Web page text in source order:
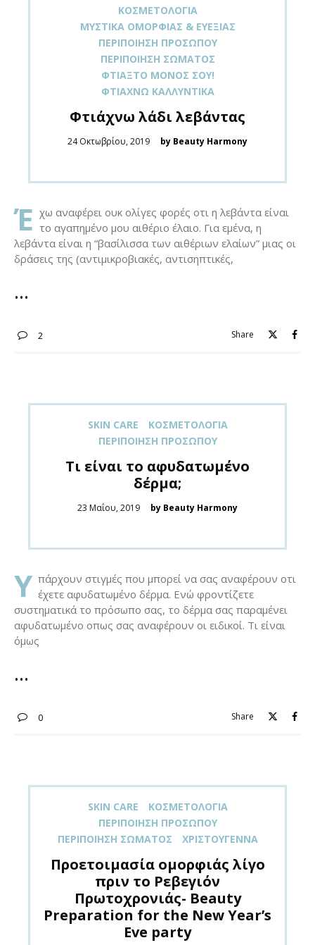
ΚΟΣΜΕΤΟΛΟΓΊΑ
ΜΥΣΤΙΚΆ ΟΜΟΡΦΙΆΣ & ΕΥΕΞΊΑΣ
ΠΕΡΙΠΟΊΗΣΗ ΠΡΟΣΏΠΟΥ
ΠΕΡΙΠΟΊΗΣΗ ΣΏΜΑΤΟΣ
ΦΤΙΆΞΤΟ ΜΌΝΟΣ ΣΟΥ!
ΦΤΙΆΧΝΩ ΚΑΛΛΥΝΤΙΚΆ
Φτιάχνω λάδι λεβάντας
Posted
24 Οκτωβρίου, 2019 by Beauty Harmony
Έ χω αναφέρει ουκ ολίγες φορές οτι η λεβάντα είναι
το αγαπημένο μου αιθέριο έλαιο. Για εμένα, η
λεβάντα είναι η “βασίλισσα των αιθέριων ελαίων” μιας οι
δράσεις της (αντιμικροβιακές, αντισηπτικές,
2 Share
SKIN CARE
ΚΟΣΜΕΤΟΛΟΓΊΑ
ΠΕΡΙΠΟΊΗΣΗ ΠΡΟΣΏΠΟΥ
Τι είναι το αφυδατωμένο
δέρμα;
Posted
23 Μαΐου, 2019 by Beauty Harmony
Υ πάρχουν στιγμές που μπορεί να σας αναφέρουν οτι
έχετε αφυδατωμένο δέρμα. Ενώ φροντίζετε
συστηματικά το πρόσωπο σας, το δέρμα σας παραμένει
αφυδατωμένο οπως σας αναφέρουν οι ειδικοί. Τι είναι
όμως
0 Share
SKIN CARE
ΚΟΣΜΕΤΟΛΟΓΊΑ
ΠΕΡΙΠΟΊΗΣΗ ΠΡΟΣΏΠΟΥ
ΠΕΡΙΠΟΊΗΣΗ ΣΏΜΑΤΟΣ
ΧΡΙΣΤΟΎΓΕΝΝΑ
Προετοιμασία ομορφιάς λίγο
πριν το Ρεβεγιόν
Πρωτοχρονιάς- Beauty
Preparation for the New Year’s
Eve party